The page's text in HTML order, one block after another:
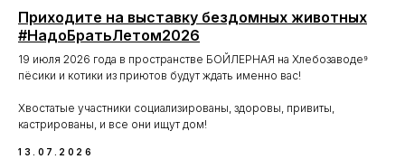
Приходите на выставку бездомных животных
#НадоБратьЛетом2026
19 июля 2026 года в пространстве БОЙЛЕРНАЯ на Хлебозаводе⁹
пёсики и котики из приютов будут ждать именно вас!
Хвостатые участники социализированы, здоровы, привиты,
кастрированы, и все они ищут дом!
13.07.2026